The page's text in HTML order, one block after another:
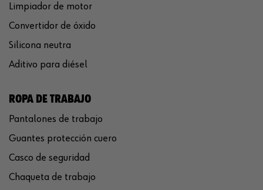
Limpiador de motor
Convertidor de óxido
Silicona neutra
Aditivo para diésel
ROPA DE TRABAJO
Pantalones de trabajo
Guantes protección cuero
Casco de seguridad
Chaqueta de trabajo